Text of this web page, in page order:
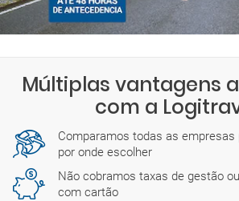
Múltiplas vantagens
com a
Comparamos todas as empresas
por onde escolher
Não cobramos taxas de gestão
com cartão